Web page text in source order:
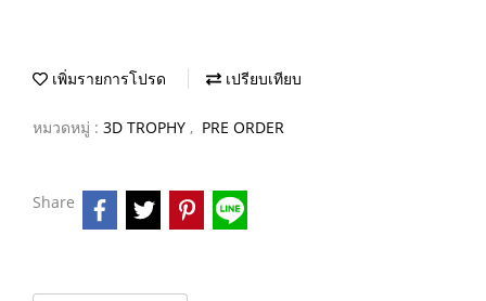
เพิ่มรายการโปรด เปรียบเทียบ
หมวดหมู่ : 3D TROPHY , PRE ORDER
Share